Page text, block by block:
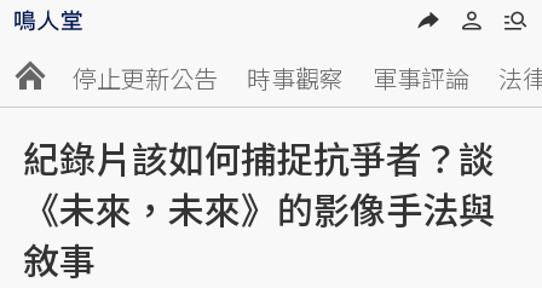
停止更新公告 時事觀察 軍事評論 法
紀錄片該如何捕捉抗爭者？談
《未來，未來》的影像手法與
敘事